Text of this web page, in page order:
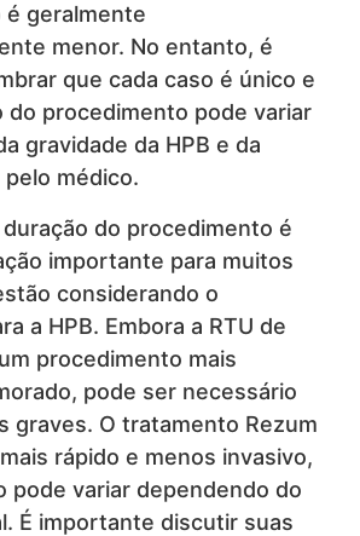
geralmente
menor. No entanto, é
que cada caso é único e
do procedimento pode variar
gravidade da HPB e da
médico.
duração do procedimento é
importante para muitos
considerando o
a HPB. Embora a RTU de
procedimento mais
pode ser necessário
graves. O tratamento Rezum
rápido e menos invasivo,
pode variar dependendo do
É importante discutir suas